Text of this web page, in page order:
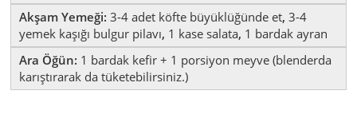
Akşam Yemeği: 3-4 adet köfte büyüklüğünde et, 3-4
yemek kaşığı bulgur pilavı, 1 kase salata, 1 bardak ayran
Ara Öğün: 1 bardak kefir + 1 porsiyon meyve (blenderda
karıştırarak da tüketebilirsiniz.)